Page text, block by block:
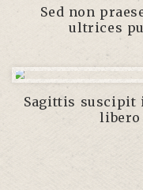
Sed non
ultrices
Sagittis suscipit
libero